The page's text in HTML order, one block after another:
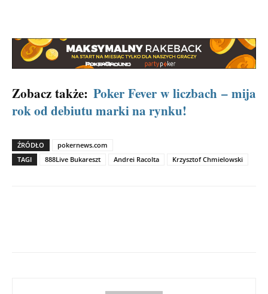
Zobacz także: Poker Fever w liczbach – mija
rok od debiutu marki na rynku!
ŹRÓDŁO
pokernews.com
TAGI
888Live Bukareszt Andrei Racolta Krzysztof Chmielowski